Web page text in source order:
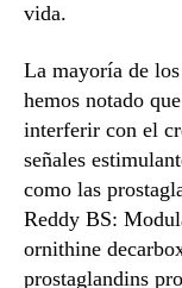
vida.
La mayoría de
hemos notado
interferir con el
señales
como las
Reddy BS:
ornithine
prostaglandins